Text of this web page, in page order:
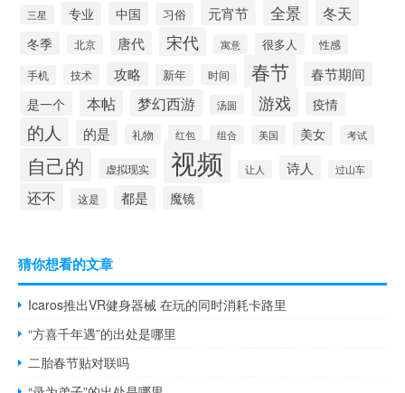
三星 专业 中国 习俗 元宵节 全景 冬天
冬季 北京 唐代 宋代 寓意 很多人 性感
手机 技术 攻略 新年 时间 春节
春节期间
是一个
本帖 梦幻西游 汤圆 游戏 疫情
的人 的是 礼物 红包 组合 美国 美女 考试
自己的 虚拟现实 视频 让人 诗人 过山车
还不 这是 都是 魔镜
猜你想看的文章
Icaros推出VR健身器械 在玩的同时消耗卡路里
“方喜千年遇”的出处是哪里
二胎春节贴对联吗